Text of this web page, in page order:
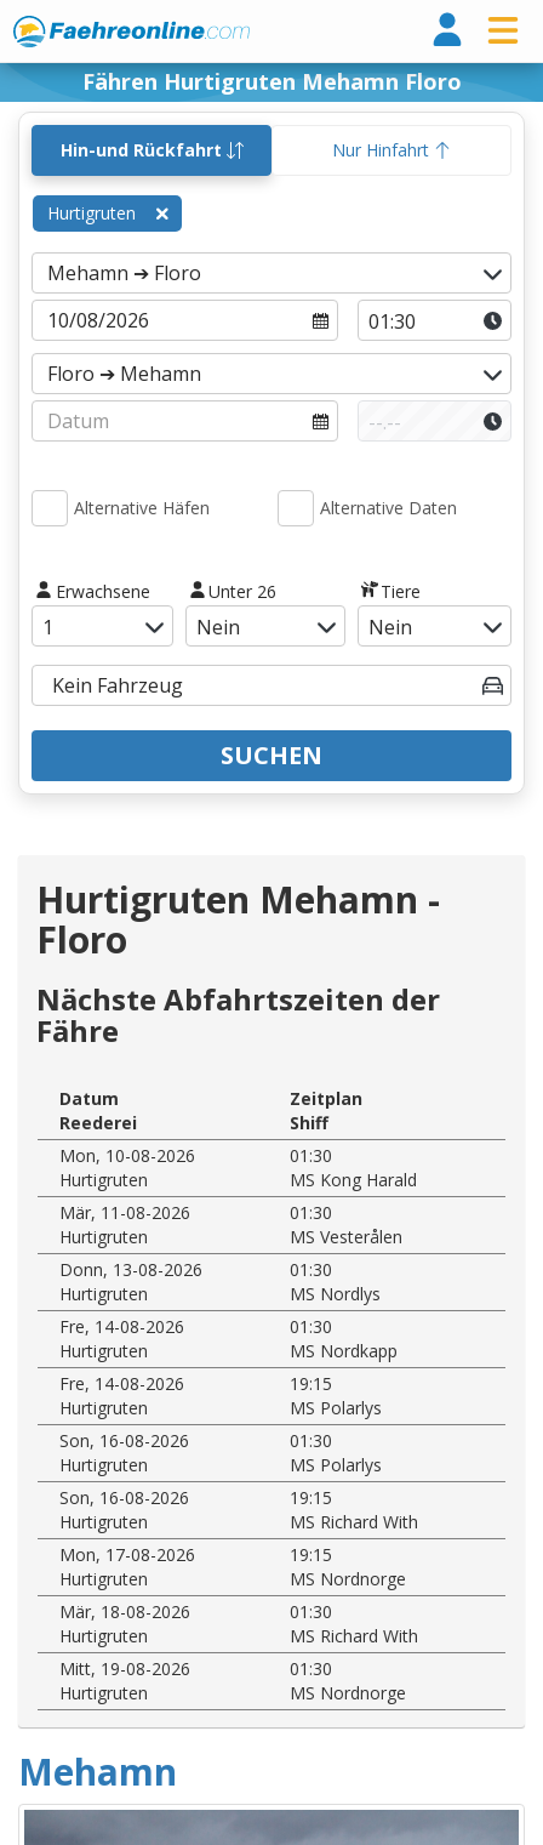
Fähren Hurtigruten Mehamn Floro
Hin-und Rückfahrt Nur Hinfahrt
Hurtigruten
Alternative Häfen Alternative Daten
Erwachsene Unter 26 Tiere
SUCHEN
Hurtigruten Mehamn -
Floro
Nächste Abfahrtszeiten der
Fähre
Datum
Zeitplan
Reederei
Shiff
Mon, 10-08-2026
01:30
Hurtigruten
MS Kong Harald
Mär, 11-08-2026
01:30
Hurtigruten
MS Vesterålen
Donn, 13-08-2026
01:30
Hurtigruten
MS Nordlys
Fre, 14-08-2026
01:30
Hurtigruten
MS Nordkapp
Fre, 14-08-2026
19:15
Hurtigruten
MS Polarlys
Son, 16-08-2026
01:30
Hurtigruten
MS Polarlys
Son, 16-08-2026
19:15
Hurtigruten
MS Richard With
Mon, 17-08-2026
19:15
Hurtigruten
MS Nordnorge
Mär, 18-08-2026
01:30
Hurtigruten
MS Richard With
Mitt, 19-08-2026
01:30
Hurtigruten
MS Nordnorge
Mehamn